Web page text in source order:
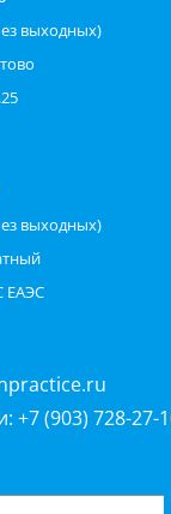
выходных)
выходных)
ЕАЭС
+7 (903) 728-27-